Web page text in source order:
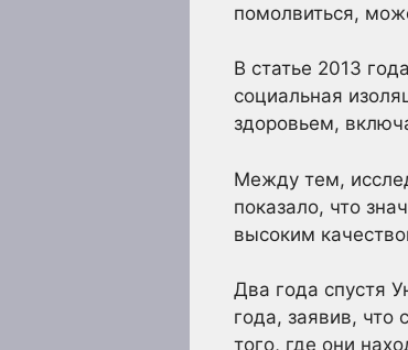
помолвиться,
В статье 2013
социальная
здоровьем,
Между тем,
показало, что
высоким
Два года спустя
года, заявив, что
того, где они